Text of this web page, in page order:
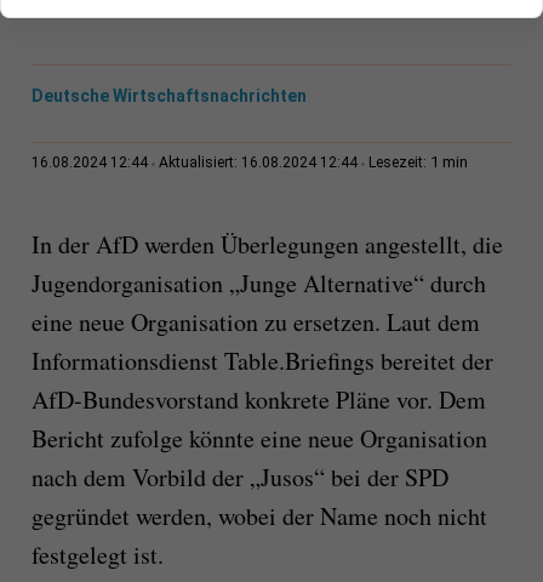
Deutsche Wirtschaftsnachrichten
16.08.2024 12:44 Aktualisiert: 16.08.2024 12:44 Lesezeit: 1 min
In der AfD werden Überlegungen angestellt, die
Jugendorganisation „Junge Alternative“ durch
eine neue Organisation zu ersetzen. Laut dem
Informationsdienst Table.Briefings bereitet der
AfD-Bundesvorstand konkrete Pläne vor. Dem
Bericht zufolge könnte eine neue Organisation
nach dem Vorbild der „Jusos“ bei der SPD
gegründet werden, wobei der Name noch nicht
festgelegt ist.